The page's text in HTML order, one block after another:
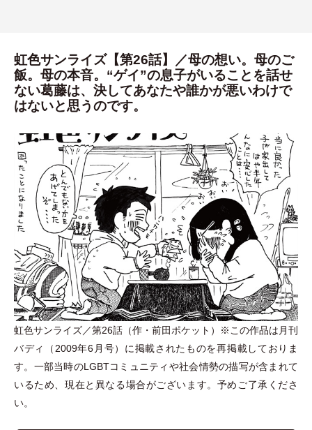
虹色サンライズ【第26話】／母の想い。母のご
飯。母の本音。“ゲイ”の息子がいることを話せ
ない葛藤は、決してあなたや誰かが悪いわけで
はないと思うのです。
虹色サンライズ／第26話 （作 ・ 前田ポケット ）
※この作品は月刊
バディ
（2009年6月号） に掲載されたものを再掲載しておりま
す。一部当時のLGBTコミュニティや社会情勢の描写が含まれて
いるため、現在と異なる場合がございます。予めご了承くださ
い。